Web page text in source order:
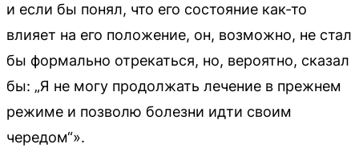
и если бы понял, что его состояние как-то
влияет на его положение, он, возможно, не стал
бы формально отрекаться, но, вероятно, сказал
бы: „Я не могу продолжать лечение в прежнем
режиме и позволю болезни идти своим
чередом“».